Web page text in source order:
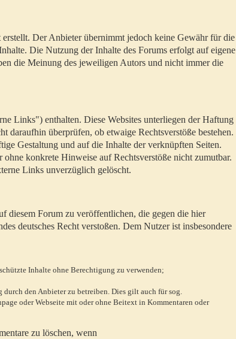
Der Anbieter übernimmt jedoch keine Gewähr für die
Die Nutzung der Inhalte des Forums erfolgt auf eigene
die Meinung des jeweiligen Autors und nicht immer die
Links") enthalten. Diese Websites unterliegen der Haftung
überprüfen, ob etwaige Rechtsverstöße bestehen.
Gestaltung und auf die Inhalte der verknüpften Seiten.
konkrete Hinweise auf Rechtsverstöße nicht zumutbar.
Links unverzüglich gelöscht.
diesem Forum zu veröffentlichen, die gegen die hier
deutsches Recht verstoßen. Dem Nutzer ist insbesondere
Inhalte ohne Berechtigung zu verwenden;
den Anbieter zu betreiben. Dies gilt auch für sog.
oder Webseite mit oder ohne Beitext in Kommentaren oder
zu löschen, wenn